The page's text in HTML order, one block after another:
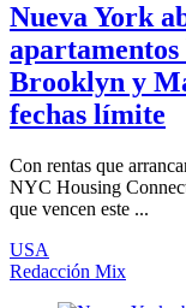
Nueva York
apartamentos
Brooklyn y
fechas límite
Con rentas que
NYC Housing
que vencen este ...
USA
Redacción Mix